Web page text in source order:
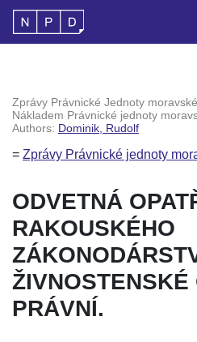
Zprávy Právnické Jednoty
Nákladem Právnické jednoty
Authors: Dominik, Rudolf
= Zprávy Právnické jednoty
ODVETNÁ
RAKOUSKÉHO
ŽIVNOSTENSKÉ
PRÁVNÍ.